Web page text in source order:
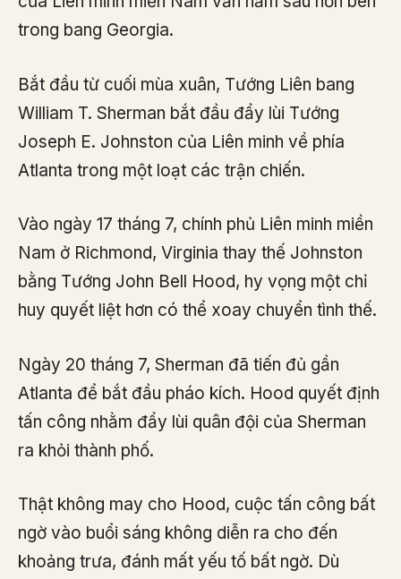
trong bang Georgia.
Bắt đầu từ cuối mùa xuân, Tướng Liên bang
William T. Sherman bắt đầu đẩy lùi Tướng
Joseph E. Johnston của Liên minh về phía
Atlanta trong một loạt các trận chiến.
Vào ngày 17 tháng 7, chính phủ Liên minh miền
Nam ở Richmond, Virginia thay thế Johnston
bằng Tướng John Bell Hood, hy vọng một chỉ
huy quyết liệt hơn có thể xoay chuyển tình thế.
Ngày 20 tháng 7, Sherman đã tiến đủ gần
Atlanta để bắt đầu pháo kích. Hood quyết định
tấn công nhằm đẩy lùi quân đội của Sherman
ra khỏi thành phố.
Thật không may cho Hood, cuộc tấn công bất
ngờ vào buổi sáng không diễn ra cho đến
khoảng trưa, đánh mất yếu tố bất ngờ. Dù